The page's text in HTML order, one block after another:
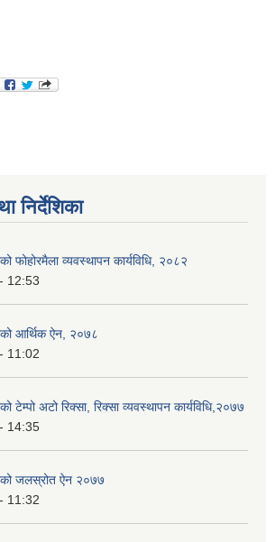
निर्देशिका
फोहोरमैला व्यवस्थापन कार्यविधि, २०८२
12:53
आर्थिक ऐन, २०७८
11:02
टेम्पो अटो रिक्सा, रिक्सा व्यवस्थापन कार्यविधि,२०७७
14:35
जलस्रोत ऐन २०७७
11:32